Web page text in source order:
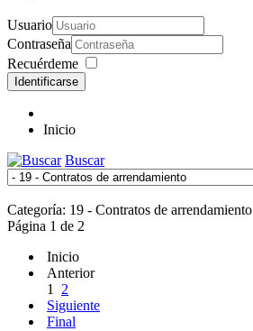
Usuario
Contraseña
Recuérdeme
Identificarse
Inicio
Buscar
Categoría: 19 - Contratos de arrendamiento
Página 1 de 2
Inicio
Anterior
1 2
Siguiente
Final